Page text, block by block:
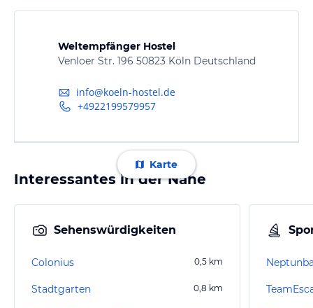
Weltempfänger Hostel
Venloer Str. 196 50823 Köln Deutschland
info@koeln-hostel.de
+4922199579957
Karte
Interessantes in der Nähe
Sehenswürdigkeiten
Colonius 0,5 km
Stadtgarten 0,8 km